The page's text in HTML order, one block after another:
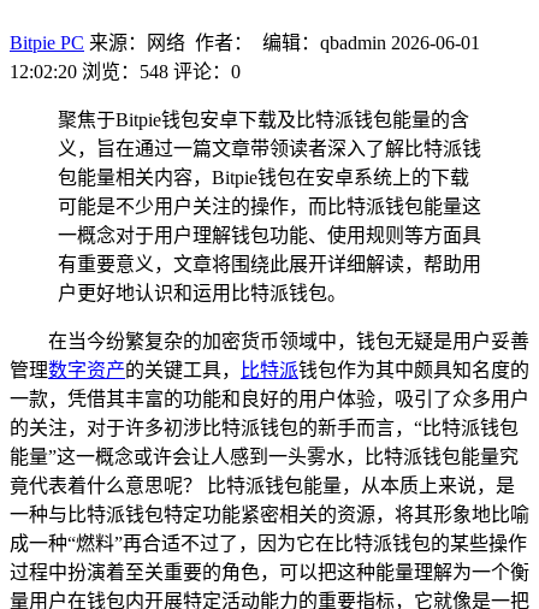
Bitpie PC 来源：网络 作者： 编辑：qbadmin 2026-06-01
12:02:20 浏览：548 评论：0
聚焦于Bitpie钱包安卓下载及比特派钱包能量的含
义，旨在通过一篇文章带领读者深入了解比特派钱
包能量相关内容，Bitpie钱包在安卓系统上的下载
可能是不少用户关注的操作，而比特派钱包能量这
一概念对于用户理解钱包功能、使用规则等方面具
有重要意义，文章将围绕此展开详细解读，帮助用
户更好地认识和运用比特派钱包。
在当今纷繁复杂的加密货币领域中，钱包无疑是用户妥善
管理数字资产的关键工具， 比特派钱包作为其中颇具知名度的
一款，凭借其丰富的功能和良好的用户体验，吸引了众多用户
的关注，对于许多初涉比特派钱包的新手而言，“比特派钱包
能量”这一概念或许会让人感到一头雾水，比特派钱包能量究
竟代表着什么意思呢？ 比特派钱包能量，从本质上来说，是
一种与比特派钱包特定功能紧密相关的资源，将其形象地比喻
成一种“燃料”再合适不过了，因为它在比特派钱包的某些操作
过程中扮演着至关重要的角色，可以把这种能量理解为一个衡
量用户在钱包内开展特定活动能力的重要指标，它就像是一把